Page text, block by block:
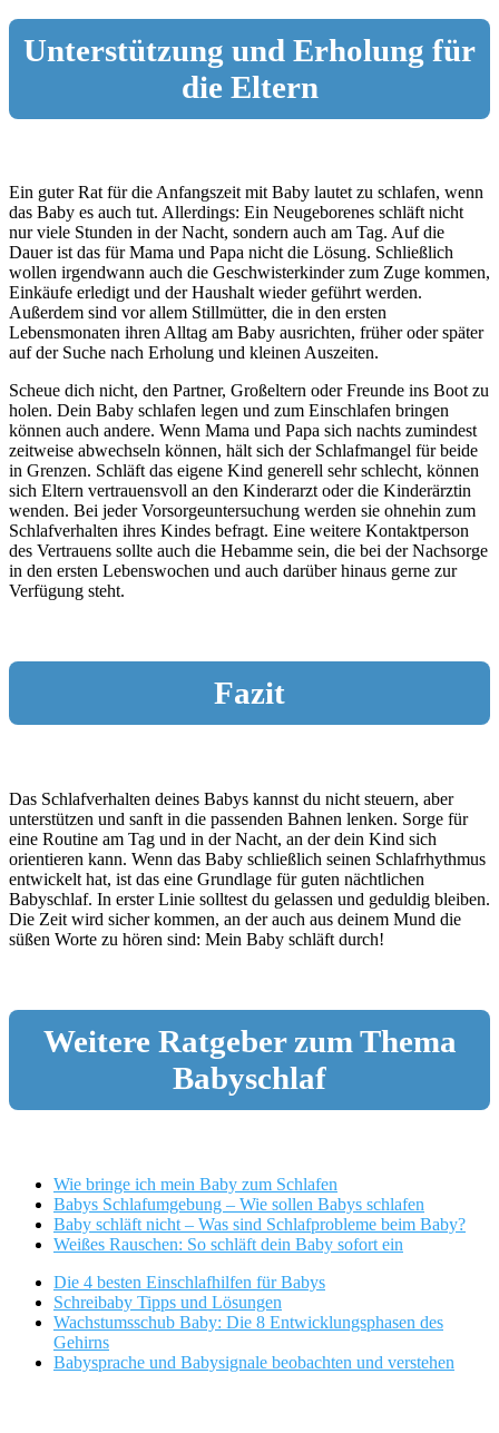
Unterstützung und Erholung für
die Eltern
Ein guter Rat für die Anfangszeit mit Baby lautet zu schlafen, wenn
das Baby es auch tut. Allerdings: Ein Neugeborenes schläft nicht
nur viele Stunden in der Nacht, sondern auch am Tag. Auf die
Dauer ist das für Mama und Papa nicht die Lösung. Schließlich
wollen irgendwann auch die Geschwisterkinder zum Zuge kommen,
Einkäufe erledigt und der Haushalt wieder geführt werden.
Außerdem sind vor allem Stillmütter, die in den ersten
Lebensmonaten ihren Alltag am Baby ausrichten, früher oder später
auf der Suche nach Erholung und kleinen Auszeiten.
Scheue dich nicht, den Partner, Großeltern oder Freunde ins Boot zu
holen. Dein Baby schlafen legen und zum Einschlafen bringen
können auch andere. Wenn Mama und Papa sich nachts zumindest
zeitweise abwechseln können, hält sich der Schlafmangel für beide
in Grenzen. Schläft das eigene Kind generell sehr schlecht, können
sich Eltern vertrauensvoll an den Kinderarzt oder die Kinderärztin
wenden. Bei jeder Vorsorgeuntersuchung werden sie ohnehin zum
Schlafverhalten ihres Kindes befragt. Eine weitere Kontaktperson
des Vertrauens sollte auch die Hebamme sein, die bei der Nachsorge
in den ersten Lebenswochen und auch darüber hinaus gerne zur
Verfügung steht.
Fazit
Das Schlafverhalten deines Babys kannst du nicht steuern, aber
unterstützen und sanft in die passenden Bahnen lenken. Sorge für
eine Routine am Tag und in der Nacht, an der dein Kind sich
orientieren kann. Wenn das Baby schließlich seinen Schlafrhythmus
entwickelt hat, ist das eine Grundlage für guten nächtlichen
Babyschlaf. In erster Linie solltest du gelassen und geduldig bleiben.
Die Zeit wird sicher kommen, an der auch aus deinem Mund die
süßen Worte zu hören sind: Mein Baby schläft durch!
Weitere Ratgeber zum Thema
Babyschlaf
Wie bringe ich mein Baby zum Schlafen
Babys Schlafumgebung – Wie sollen Babys schlafen
Baby schläft nicht – Was sind Schlafprobleme beim Baby?
Weißes Rauschen: So schläft dein Baby sofort ein
Die 4 besten Einschlafhilfen für Babys
Schreibaby Tipps und Lösungen
Wachstumsschub Baby: Die 8 Entwicklungsphasen des
Gehirns
Babysprache und Babysignale beobachten und verstehen